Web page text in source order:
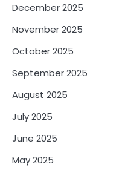
December 2025
November 2025
October 2025
September 2025
August 2025
July 2025
June 2025
May 2025